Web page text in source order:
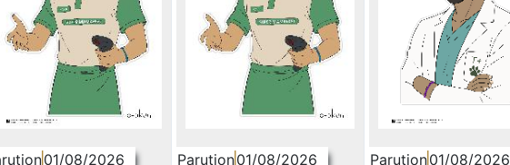
01/08/2026 Parution01/08/2026 Parution01/08/2026